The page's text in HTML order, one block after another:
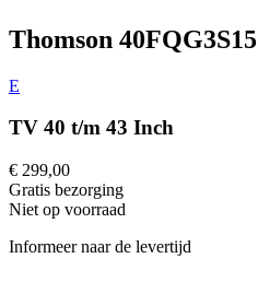
Thomson 40FQG3S15
E
TV 40 t/m 43 Inch
€ 299,00
Gratis bezorging
Niet op voorraad
Informeer naar de levertijd